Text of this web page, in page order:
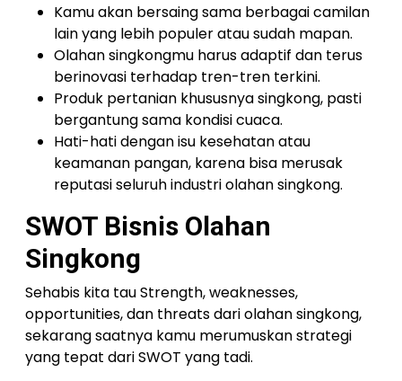
Kamu akan bersaing sama berbagai camilan
lain yang lebih populer atau sudah mapan.
Olahan singkongmu harus adaptif dan terus
berinovasi terhadap tren-tren terkini.
Produk pertanian khususnya singkong, pasti
bergantung sama kondisi cuaca.
Hati-hati dengan isu kesehatan atau
keamanan pangan, karena bisa merusak
reputasi seluruh industri olahan singkong.
SWOT Bisnis Olahan
Singkong
Sehabis kita tau Strength, weaknesses,
opportunities, dan threats dari olahan singkong,
sekarang saatnya kamu merumuskan strategi
yang tepat dari SWOT yang tadi.